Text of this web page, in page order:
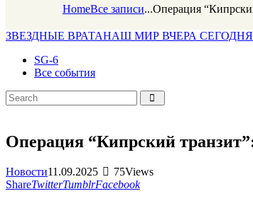
HomeВсе записи...Операция
ЗВЕЗДНЫЕ ВРАТАНАШ МИР ВЧЕРА СЕГОДНЯ
SG-6
Все события
Операция “Кипрский
Новости11.09.2025 75Views
ShareTwitterTumblrFacebook